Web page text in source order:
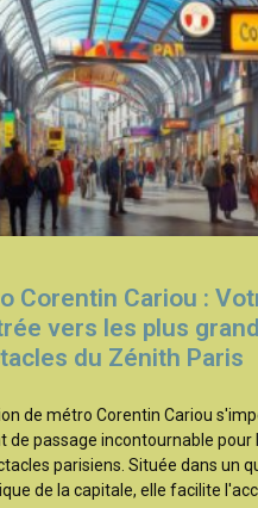
Corentin Cariou :
vers les plus
du Zénith Paris
de métro Corentin Cariou
de passage incontournable pour
parisiens. Située dans un
de la capitale, elle facilite